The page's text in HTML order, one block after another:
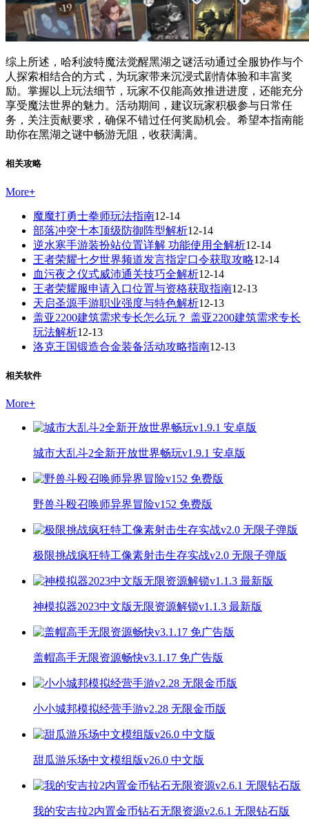
综上所述，哈利波特魔法觉醒黑湖之谜活动通过全服协作与个
人探索相结合的方式，为玩家带来沉浸式剧情体验和丰富奖
励。掌握以上玩法细节，玩家不仅能高效推进进度，还能充分
享受魔法世界的魅力。活动期间，建议玩家积极参与日常任
务，关注贡献要求，确保不错过任何奖励机会。希望本指南能
助你在黑湖之谜中畅游无阻，收获满满。
相关攻略
More+
魔魔打勇士拳师玩法指南12-14
部落冲突十本顶级防御阵型解析12-14
逆水寒手游装扮站位置详解 功能使用全解析12-14
王者荣耀七夕世界频道发言指定口令获取攻略12-14
血污夜之仪式威沛通关技巧全解析12-14
王者荣耀服申请入口位置与资格获取指南12-13
天启圣源手游职业强度与特色解析12-13
盖亚2200建筑需求专长怎么玩？ 盖亚2200建筑需求专长
玩法解析12-13
洛克王国锻造合金装备活动攻略指南12-13
相关软件
More+
城市大乱斗2全新开放世界畅玩v1.9.1 安卓版
野兽斗殴召唤师异界冒险v152 免费版
极限挑战疯狂特工像素射击生存实战v2.0 无限子弹版
神模拟器2023中文版无限资源解锁v1.1.3 最新版
盖帽高手无限资源畅快v3.1.17 免广告版
小小城邦模拟经营手游v2.28 无限金币版
甜瓜游乐场中文模组版v26.0 中文版
我的安吉拉2内置金币钻石无限资源v2.6.1 无限钻石版